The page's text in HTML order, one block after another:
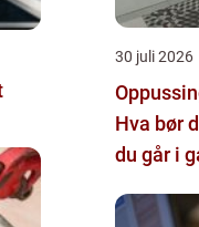
30 juli 2026
Hva bør
du går i